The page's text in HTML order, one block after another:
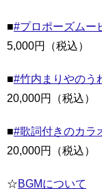
■#プロポーズムー
5,000円（税込）
■#竹内まりやのう
20,000円（税込）
■#歌詞付きのカラ
20,000円（税込）
☆BGMについて